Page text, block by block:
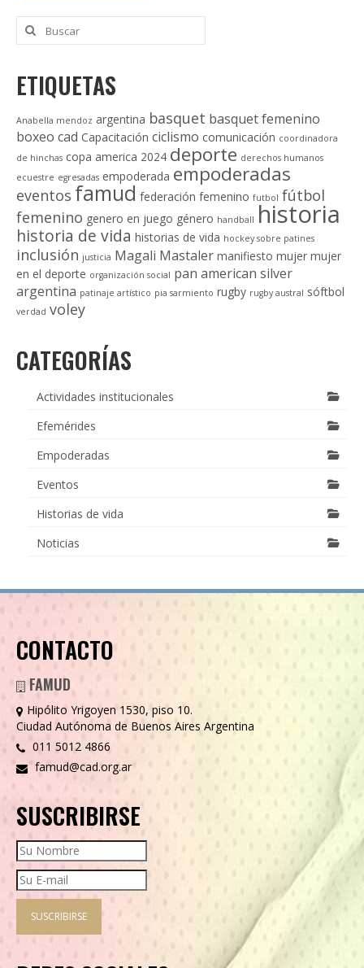
Buscar
por:
ETIQUETAS
Anabella mendoz argentina basquet basquet femenino
boxeo cad Capacitación ciclismo comunicación coordinadora
de hinchas copa america 2024 deporte derechos humanos
ecuestre egresadas empoderada empoderadas
eventos famud federación femenino futbol fútbol
femenino genero en juego género handball historia
historia de vida historias de vida hockey sobre patines
inclusión justicia Magali Mastaler manifiesto mujer mujer
en el deporte organización social pan american silver
argentina patinaje artístico pia sarmiento rugby rugby austral sóftbol
verdad voley
CATEGORÍAS
Actividades institucionales
Efemérides
Empoderadas
Eventos
Historias de vida
Noticias
CONTACTO
FAMUD
Hipólito Yrigoyen 1530, piso 10.
Ciudad Autónoma de Buenos Aires Argentina
011 5012 4866
famud@cad.org.ar
SUSCRIBIRSE